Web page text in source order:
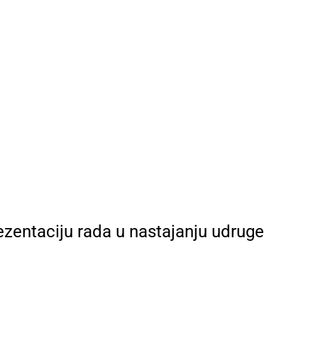
rada u nastajanju udruge